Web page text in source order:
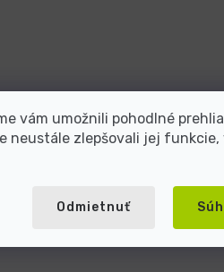
vám umožnili pohodlné
neustále zlepšovali jej funkcie,
Odmietnuť